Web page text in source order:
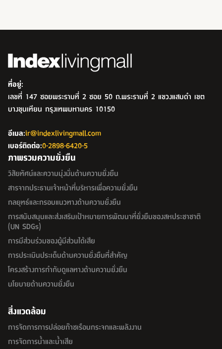
ที่อยู่:
เลขที่ 147 ซอยพระรามที่ 2 ซอย 50 ถ.พระรามที่ 2 แขวงแสมดำ เขต
บางขุนเทียน กรุงเทพมหานคร 10150
อีเมล:ir@indexlivingmall.com
เบอร์ติดต่อ:0-2898-6420-5
ภาพรวมความยั่งยืน
วิสัยทัศน์และความมุ่งมั่นด้านความยั่งยืน
สารจากประธานเจ้าหน้าที่บริหารเพื่อความยั่งยืน
กลยุทธ์และกรอบแนวทางด้านความยั่งยืน
การสนับสนุนและส่งเสริมเป้าหมายการพัฒนาที่ยั่งยืนของสหประชาชาติ
(UN SDGs)
การมีส่วนร่วมของผู้มีส่วนได้เสีย
การประเมินประเด็นด้านความยั่งยืนที่สำคัญ
โครงสร้างการกำกับดูแลทางด้านความยั่งยืน
นโยบายด้านความยั่งยืน
สิ่งแวดล้อม
การจัดการการปล่อยก๊าซเรือนกระจกและพลังงาน
การจัดการน้ำและน้ำเสีย